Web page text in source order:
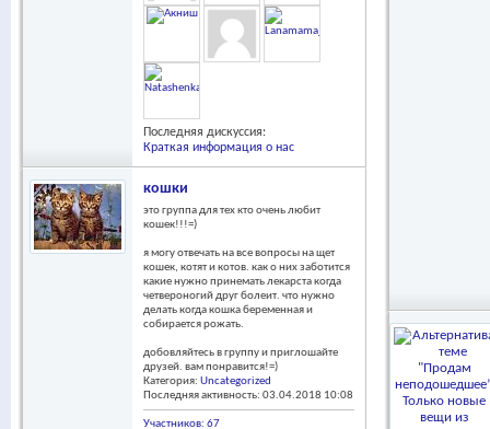
Последняя дискуссия:
Краткая информация о нас
кошки
это группа для тех кто очень любит
кошек!!!=)
я могу отвечать на все вопросы на щет
кошек, котят и котов. как о них заботится
какие нужно принемать лекарста когда
четвероногий друг болеит. что нужно
делать когда кошка беременная и
собирается рожать.
добовляйтесь в группу и приглошайте
друзей. вам понравится!=)
Категория: Uncategorized
Последняя активность: 03.04.2018 10:08
Участников: 67